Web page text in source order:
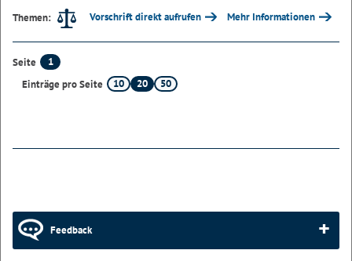
Themen:
Vorschrift direkt aufrufen Mehr Informationen
Seite
1
Einträge pro Seite
10 20 50
Feedback